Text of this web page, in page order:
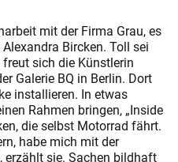
mit der Firma Grau, es
Bircken. Toll sei
sich die Künstlerin
Galerie BQ in Berlin. Dort
installieren. In etwas
Rahmen bringen, „Inside
die selbst Motorrad fährt.
habe mich mit der
erzählt sie. Sachen bildhaft